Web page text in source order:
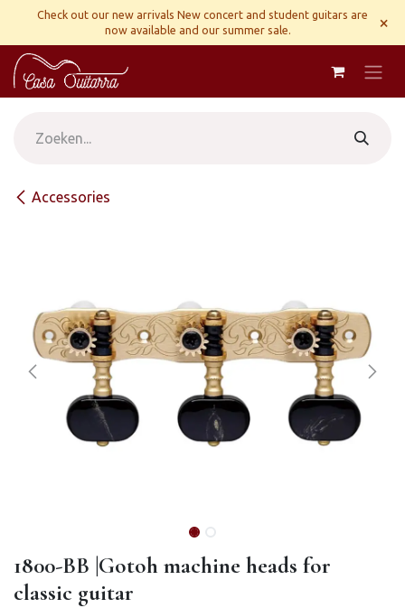
Overslaan naar inhoud
Check out our new arrivals New concert and student guitars are
now available and our summer sale.
×
Accessories
1800-BB |Gotoh machine heads for
classic guitar